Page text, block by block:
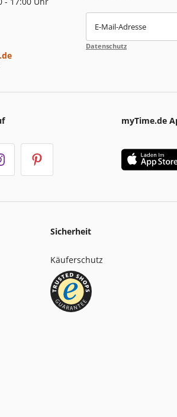
E-Mail-Adresse
Datenschutz
myTime.de
Sicherheit
Käuferschutz